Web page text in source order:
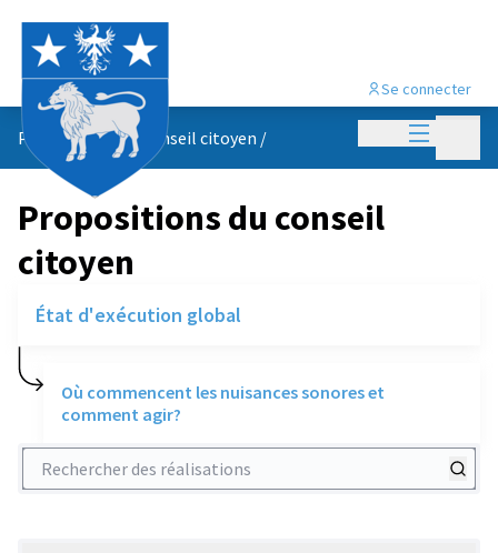
Menu
Se connecter
Propositions du conseil citoyen /
Propositions du conseil
citoyen
État d'exécution global
Où commencent les nuisances sonores et
comment agir?
Rechercher des réalisations